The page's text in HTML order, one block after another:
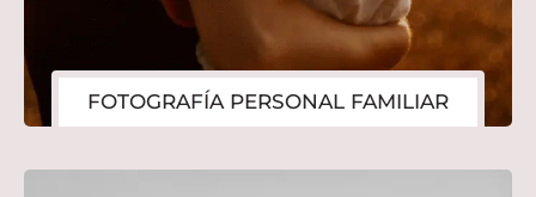
FOTOGRAFÍA PERSONAL FAMILIAR